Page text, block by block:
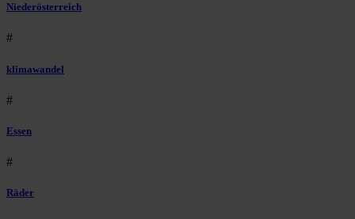
Niederösterreich
#
klimawandel
#
Essen
#
Räder